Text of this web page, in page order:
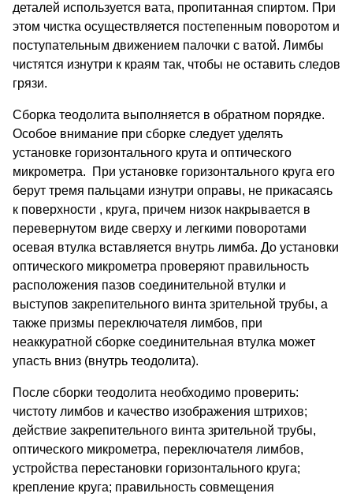
деталей используется вата, пропитанная спиртом. При
этом чистка осуществляется постепенным поворотом и
поступательным движением палочки с ватой. Лимбы
чистятся изнутри к краям так, чтобы не оставить следов
грязи.
Сборка теодолита выполняется в обратном порядке.
Особое внимание при сборке следует уделять
установке горизонтального крута и оптического
микрометра. При установке горизонтального круга его
берут тремя пальцами изнутри оправы, не прикасаясь
к поверхности , круга, причем низок накрывается в
перевернутом виде сверху и легкими поворотами
осевая втулка вставляется внутрь лимба. До установки
оптического микрометра проверяют правильность
расположения пазов соединительной втулки и
выступов закрепительного винта зрительной трубы, а
также призмы переключателя лимбов, при
неаккуратной сборке соединительная втулка может
упасть вниз (внутрь теодолита).
После сборки теодолита необходимо проверить:
чистоту лимбов и качество изображения штрихов;
действие закрепительного винта зрительной трубы,
оптического микрометра, переключателя лимбов,
устройства перестановки горизонтального круга;
крепление круга; правильность совмещения